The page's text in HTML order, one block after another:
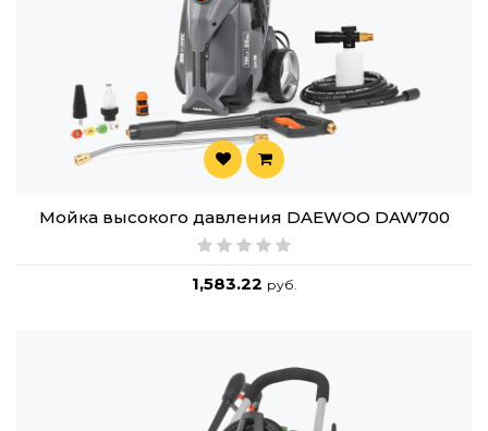
Мойка высокого давления DAEWOO DAW700
1,583.22 руб.